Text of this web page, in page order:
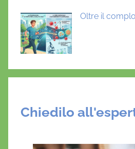
Oltre il
Chiedilo